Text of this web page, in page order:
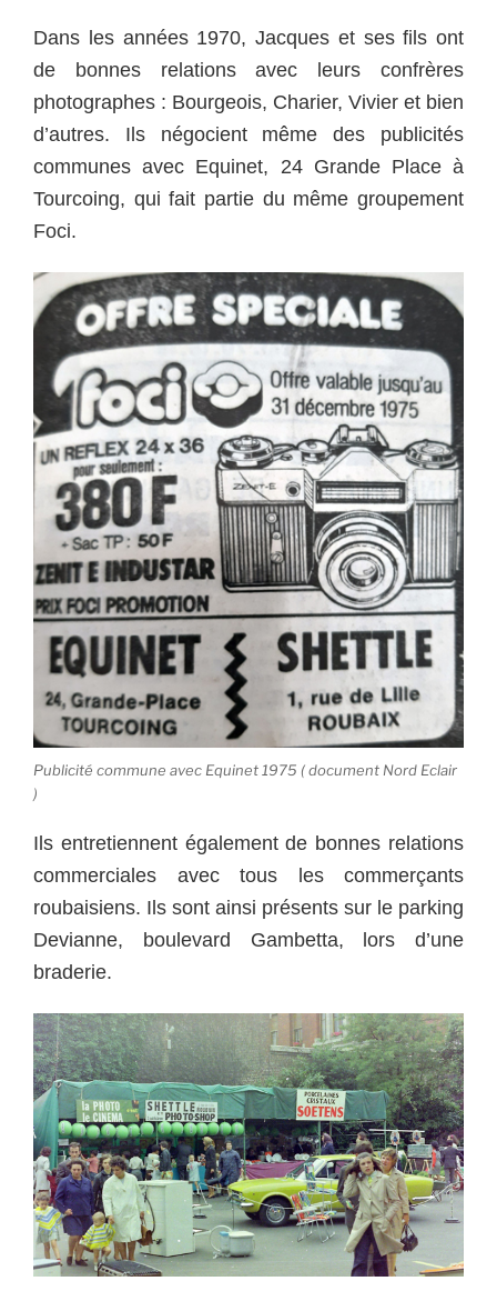
Dans les années 1970, Jacques et ses fils ont
de bonnes relations avec leurs confrères
photographes : Bourgeois, Charier, Vivier et bien
d’autres. Ils négocient même des publicités
communes avec Equinet, 24 Grande Place à
Tourcoing, qui fait partie du même groupement
Foci.
Publicité commune avec Equinet 1975 ( document Nord Eclair
)
Ils entretiennent également de bonnes relations
commerciales avec tous les commerçants
roubaisiens. Ils sont ainsi présents sur le parking
Devianne, boulevard Gambetta, lors d’une
braderie.